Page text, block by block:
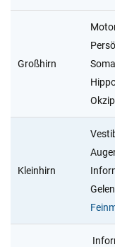
Großhirn
Kleinhirn